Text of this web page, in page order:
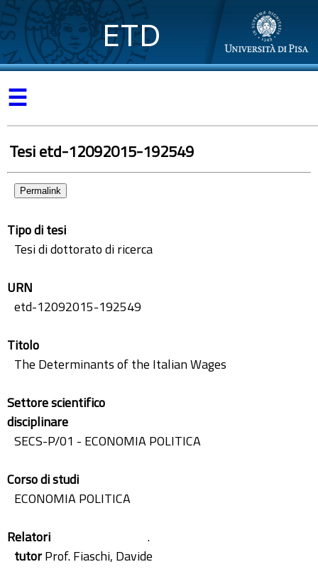
ETD
☰
Tesi etd-12092015-192549
Permalink
Tipo di tesi
Tesi di dottorato di ricerca
URN
etd-12092015-192549
Titolo
The Determinants of the Italian Wages
Settore scientifico
disciplinare
SECS-P/01 - ECONOMIA POLITICA
Corso di studi
ECONOMIA POLITICA
Relatori
.
tutorProf. Fiaschi, Davide